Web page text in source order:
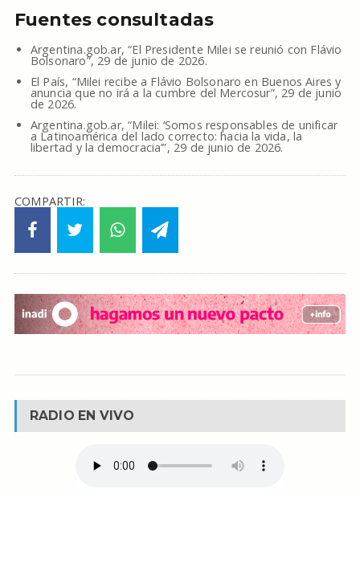
Fuentes consultadas
Argentina.gob.ar, “El Presidente Milei se reunió con Flávio
Bolsonaro”, 29 de junio de 2026.
El País, “Milei recibe a Flávio Bolsonaro en Buenos Aires y
anuncia que no irá a la cumbre del Mercosur”, 29 de junio
de 2026.
Argentina.gob.ar, “Milei: ‘Somos responsables de unificar
a Latinoamérica del lado correcto: hacia la vida, la
libertad y la democracia’”, 29 de junio de 2026.
COMPARTIR:
RADIO EN VIVO